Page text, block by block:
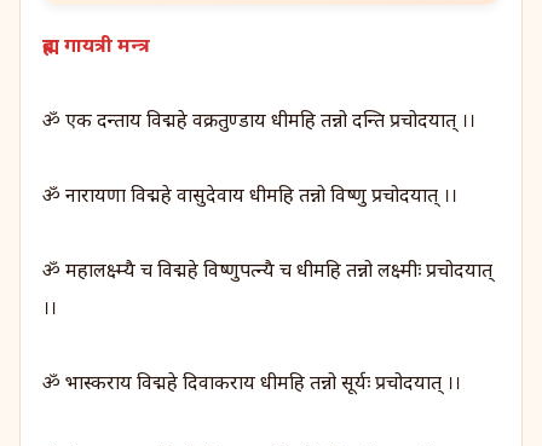
ब्रह्म गायत्री मन्त्र
ॐ एक दन्ताय विद्महे वक्रतुण्डाय धीमहि तन्नो दन्ति प्रचोदयात् ।।
ॐ नारायणा विद्महे वासुदेवाय धीमहि तन्नो विष्णु प्रचोदयात् ।।
ॐ महालक्ष्म्यै च विद्महे विष्णुपत्न्यै च धीमहि तन्नो लक्ष्मीः प्रचोदयात्
।।
ॐ भास्कराय विद्महे दिवाकराय धीमहि तन्नो सूर्यः प्रचोदयात् ।।